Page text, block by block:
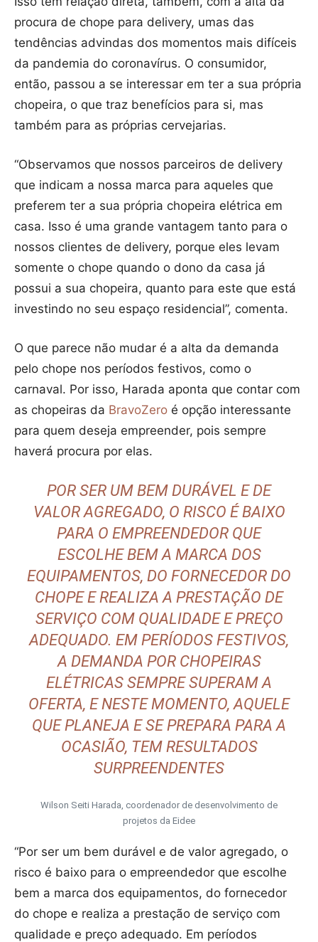
procura de chope para delivery, umas das
tendências advindas dos momentos mais difíceis
da pandemia do coronavírus. O consumidor,
então, passou a se interessar em ter a sua própria
chopeira, o que traz benefícios para si, mas
também para as próprias cervejarias.
“Observamos que nossos parceiros de delivery
que indicam a nossa marca para aqueles que
preferem ter a sua própria chopeira elétrica em
casa. Isso é uma grande vantagem tanto para o
nossos clientes de delivery, porque eles levam
somente o chope quando o dono da casa já
possui a sua chopeira, quanto para este que está
investindo no seu espaço residencial”, comenta.
O que parece não mudar é a alta da demanda
pelo chope nos períodos festivos, como o
carnaval. Por isso, Harada aponta que contar com
as chopeiras da BravoZero é opção interessante
para quem deseja empreender, pois sempre
haverá procura por elas.
POR SER UM BEM DURÁVEL E DE
VALOR AGREGADO, O RISCO É BAIXO
PARA O EMPREENDEDOR QUE
ESCOLHE BEM A MARCA DOS
EQUIPAMENTOS, DO FORNECEDOR DO
CHOPE E REALIZA A PRESTAÇÃO DE
SERVIÇO COM QUALIDADE E PREÇO
ADEQUADO. EM PERÍODOS FESTIVOS,
A DEMANDA POR CHOPEIRAS
ELÉTRICAS SEMPRE SUPERAM A
OFERTA, E NESTE MOMENTO, AQUELE
QUE PLANEJA E SE PREPARA PARA A
OCASIÃO, TEM RESULTADOS
SURPREENDENTES
Wilson Seiti Harada, coordenador de desenvolvimento de
projetos da Eidee
“Por ser um bem durável e de valor agregado, o
risco é baixo para o empreendedor que escolhe
bem a marca dos equipamentos, do fornecedor
do chope e realiza a prestação de serviço com
qualidade e preço adequado. Em períodos